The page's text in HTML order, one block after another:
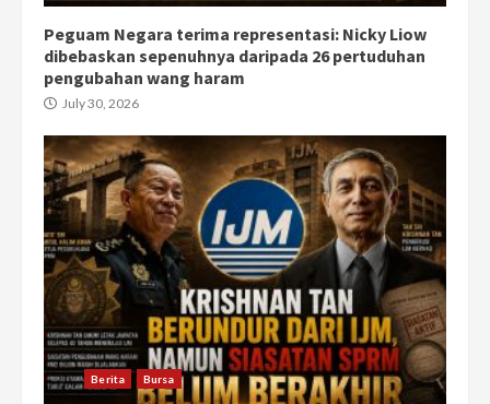
Peguam Negara terima representasi: Nicky Liow
dibebaskan sepenuhnya daripada 26 pertuduhan
pengubahan wang haram
July 30, 2026
Berita Bursa